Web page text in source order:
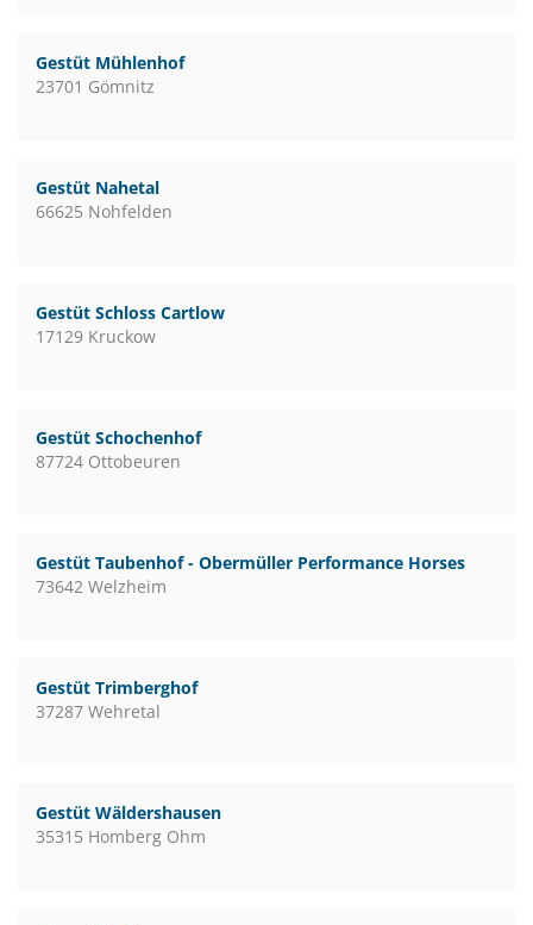
Gestüt Mühlenhof
23701 Gömnitz
Gestüt Nahetal
66625 Nohfelden
Gestüt Schloss Cartlow
17129 Kruckow
Gestüt Schochenhof
87724 Ottobeuren
Gestüt Taubenhof - Obermüller Performance Horses
73642 Welzheim
Gestüt Trimberghof
37287 Wehretal
Gestüt Wäldershausen
35315 Homberg Ohm